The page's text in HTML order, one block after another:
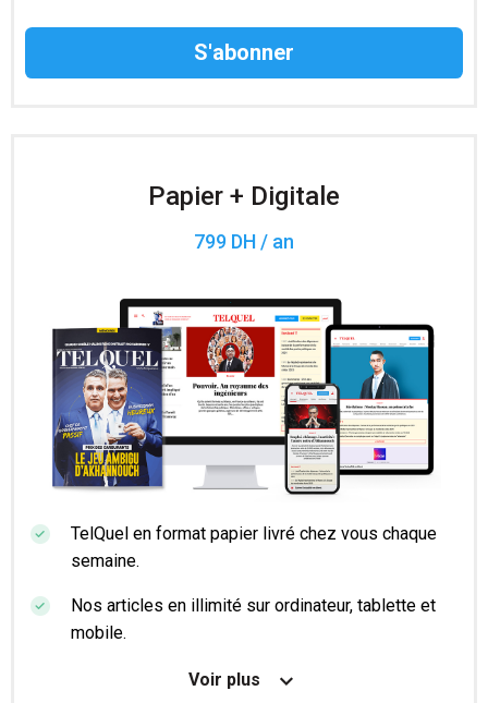
Des informations confidentielles résérvées aux
Papier + Digitale
799 DH / an
TelQuel en format papier livré chez vous chaque
semaine.
Nos articles en illimité sur ordinateur, tablette et
mobile.
Le magazine TelQuel en numérique avant la sortie
Voir plus